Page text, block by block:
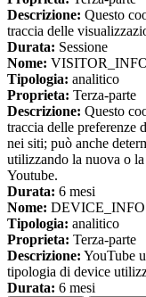
Descrizione: Questo
traccia delle
Durata: Sessione
Nome:
Tipologia: analitico
Proprieta: Terza-parte
Descrizione: Questo
traccia delle preferenze
nei siti; può anche
utilizzando la nuova o
Youtube.
Durata: 6 mesi
Nome: DEVICE_INFO
Tipologia: analitico
Proprieta: Terza-parte
Descrizione: YouTube
tipologia di device
Durata: 6 mesi